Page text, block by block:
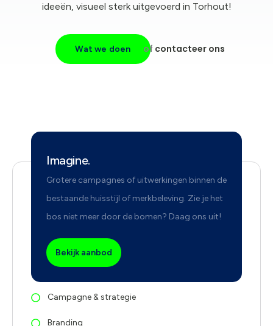
ideeën, visueel sterk uitgevoerd in Torhout!
Wat we doen of contacteer ons
Imagine.
Grotere campagnes of uitwerkingen binnen de
bestaande huisstijl of merkbeleving. Zie je het
bos niet meer door de bomen? Daag ons uit!
Bekijk aanbod
Campagne & strategie
Branding